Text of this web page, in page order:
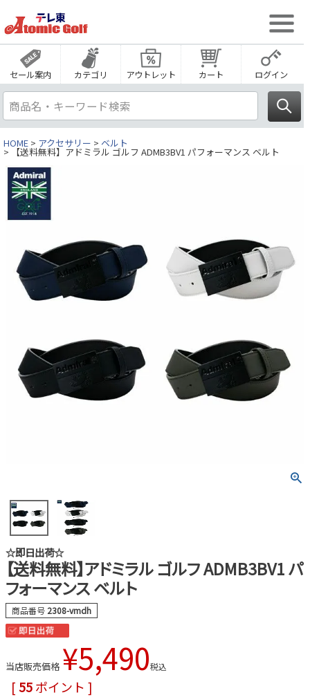
セール案内 カテゴリ アウトレット カート ログイン
HOME アクセサリー ベルト
【送料無料】アドミラル ゴルフ ADMB3BV1 パフォーマンス ベルト
☆即日出荷☆
【送料無料】アドミラル ゴルフ ADMB3BV1 パ
フォーマンス ベルト
商品番号 2308-vmdh
当店販売価格 ¥5,490税込
[55ポイント ]